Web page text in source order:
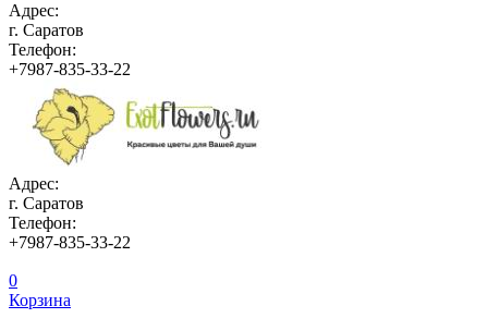
Адрес:
г. Саратов
Телефон:
+7987-835-33-22
Адрес:
г. Саратов
Телефон:
+7987-835-33-22
0
Корзина